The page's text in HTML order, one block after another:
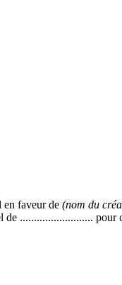
en faveur de (nom du
de .......................... pour